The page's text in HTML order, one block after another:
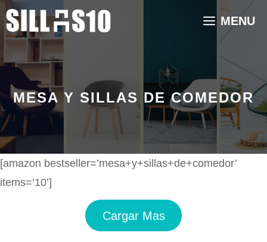
Saltar
al
contenido
MENU
MESA Y SILLAS DE COMEDOR
[amazon bestseller=’mesa+y+sillas+de+comedor’
items=’10’]
Cargar Mas